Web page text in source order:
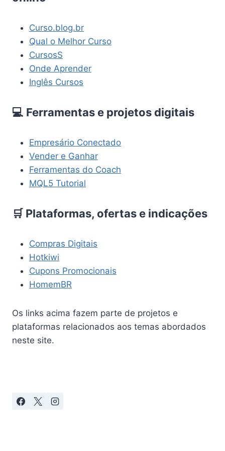
Curso.blog.br
Qual o Melhor Curso
CursosS
Onde Aprender
Inglês Cursos
💻 Ferramentas e projetos digitais
Empresário Conectado
Vender e Ganhar
Ferramentas do Coach
MQL5 Tutorial
🛒 Plataformas, ofertas e indicações
Compras Digitais
Hotkiwi
Cupons Promocionais
HomemBR
Os links acima fazem parte de projetos e
plataformas relacionados aos temas abordados
neste site.